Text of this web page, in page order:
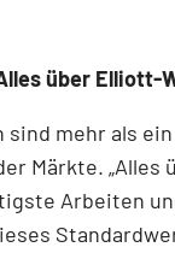
über Elliott-
mehr als
Märkte.
Arbeiten